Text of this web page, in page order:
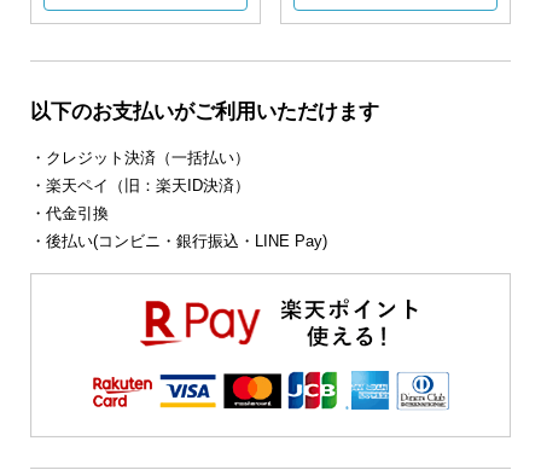
以下のお支払いがご利用いただけます
・クレジット決済（一括払い）
・楽天ペイ（旧：楽天ID決済）
・代金引換
・後払い(コンビニ・銀行振込・LINE Pay)